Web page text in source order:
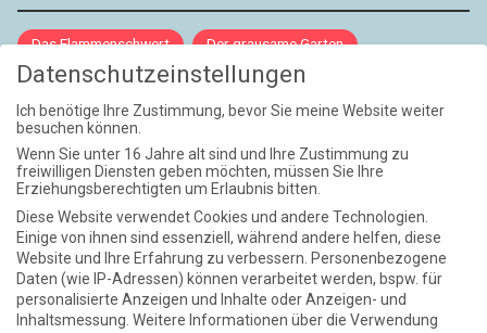
Das Flammenschwert Der grausame Garten
NIEMALS UND AUCH DANN NICHT
Weite Reisen
Atlantische Turbulenzen DIE ELF
Die Zeit der Ringelblumen ist vorbei Europa im Kopf
Fast am Ziel Frühling in Florenz In der Blase
Leben lernen / Ein Versuch Trinken. Träumen. Trösten.
Datenschutzeinstellungen
Ich benötige Ihre Zustimmung, bevor Sie meine Website weiter
besuchen können.
Wenn Sie unter 16 Jahre alt sind und Ihre Zustimmung zu
freiwilligen Diensten geben möchten, müssen Sie Ihre
Erziehungsberechtigten um Erlaubnis bitten.
Diese Website verwendet Cookies und andere Technologien.
Einige von ihnen sind essenziell, während andere helfen, diese
Website und Ihre Erfahrung zu verbessern. Personenbezogene
Daten (wie IP-Adressen) können verarbeitet werden, bspw. für
personalisierte Anzeigen und Inhalte oder Anzeigen- und
Inhaltsmessung. Weitere Informationen über die Verwendung